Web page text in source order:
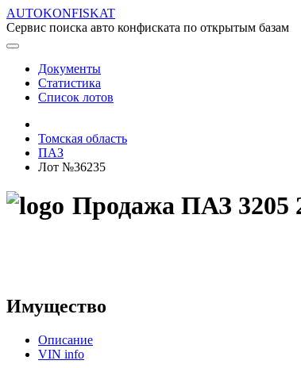
AUTOKONFISKAT
Сервис поиска авто конфиската по открытым базам
Документы
Статистика
Список лотов
Томская область
ПАЗ
Лот №36235
Продажа ПАЗ 3205
Имущество
Описание
VIN info